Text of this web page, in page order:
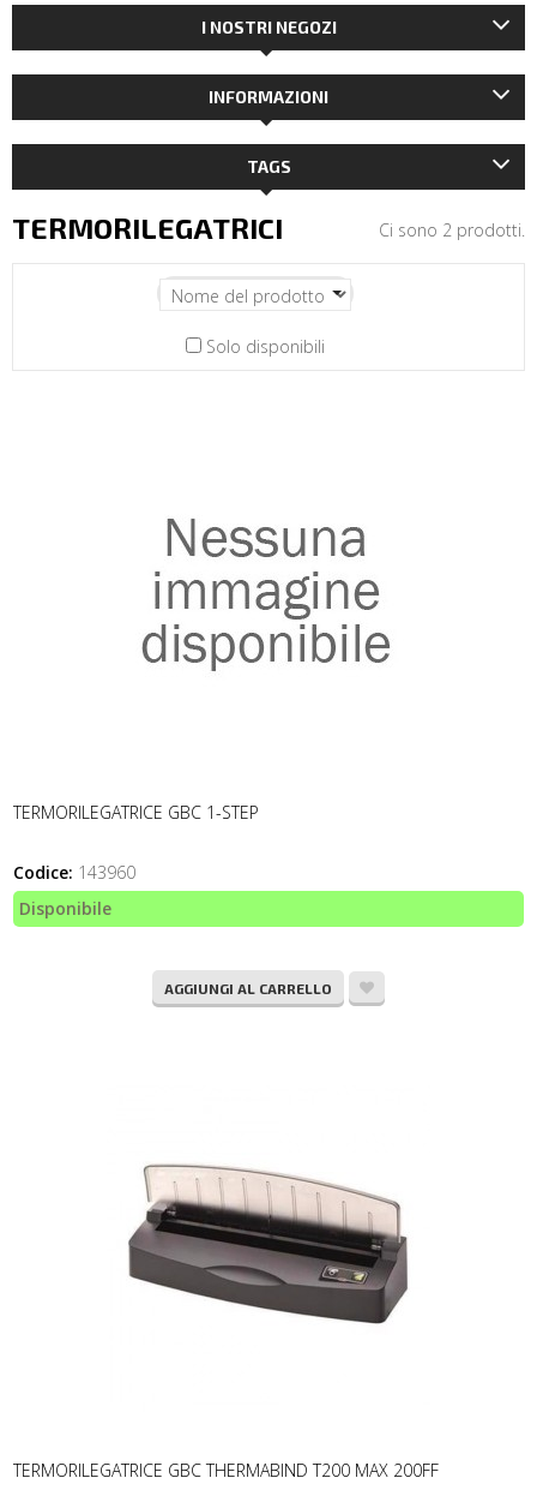
I NOSTRI NEGOZI
INFORMAZIONI
TAGS
TERMORILEGATRICI Ci sono 2 prodotti.
Solo disponibili
TERMORILEGATRICE GBC 1-STEP
Codice: 143960
Disponibile
AGGIUNGI AL CARRELLO
TERMORILEGATRICE GBC THERMABIND T200 MAX 200FF